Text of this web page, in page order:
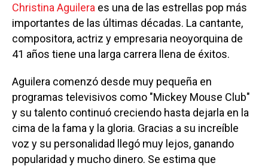
Christina Aguilera es una de las estrellas pop más
importantes de las últimas décadas. La cantante,
compositora, actriz y empresaria neoyorquina de
41 años tiene una larga carrera llena de éxitos.
Aguilera comenzó desde muy pequeña en
programas televisivos como "Mickey Mouse Club"
y su talento continuó creciendo hasta dejarla en la
cima de la fama y la gloria. Gracias a su increíble
voz y su personalidad llegó muy lejos, ganando
popularidad y mucho dinero. Se estima que